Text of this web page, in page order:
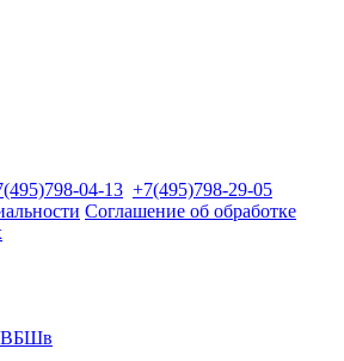
04-13 +7(495)798-29-05
Соглашение об обработке
ВБШв